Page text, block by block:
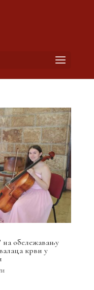
на обележавању
крви у